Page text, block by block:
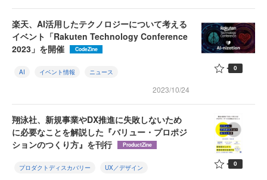
楽天、AI活用したテクノロジーについて考える
イベント「Rakuten Technology Conference
2023」を開催
CodeZine
AI イベント情報 ニュース
2023/10/24
0
翔泳社、新規事業やDX推進に失敗しないため
に必要なことを解説した『バリュー・プロポジ
ションのつくり方』を刊行
ProductZine
プロダクトディスカバリー UX／デザイン 0